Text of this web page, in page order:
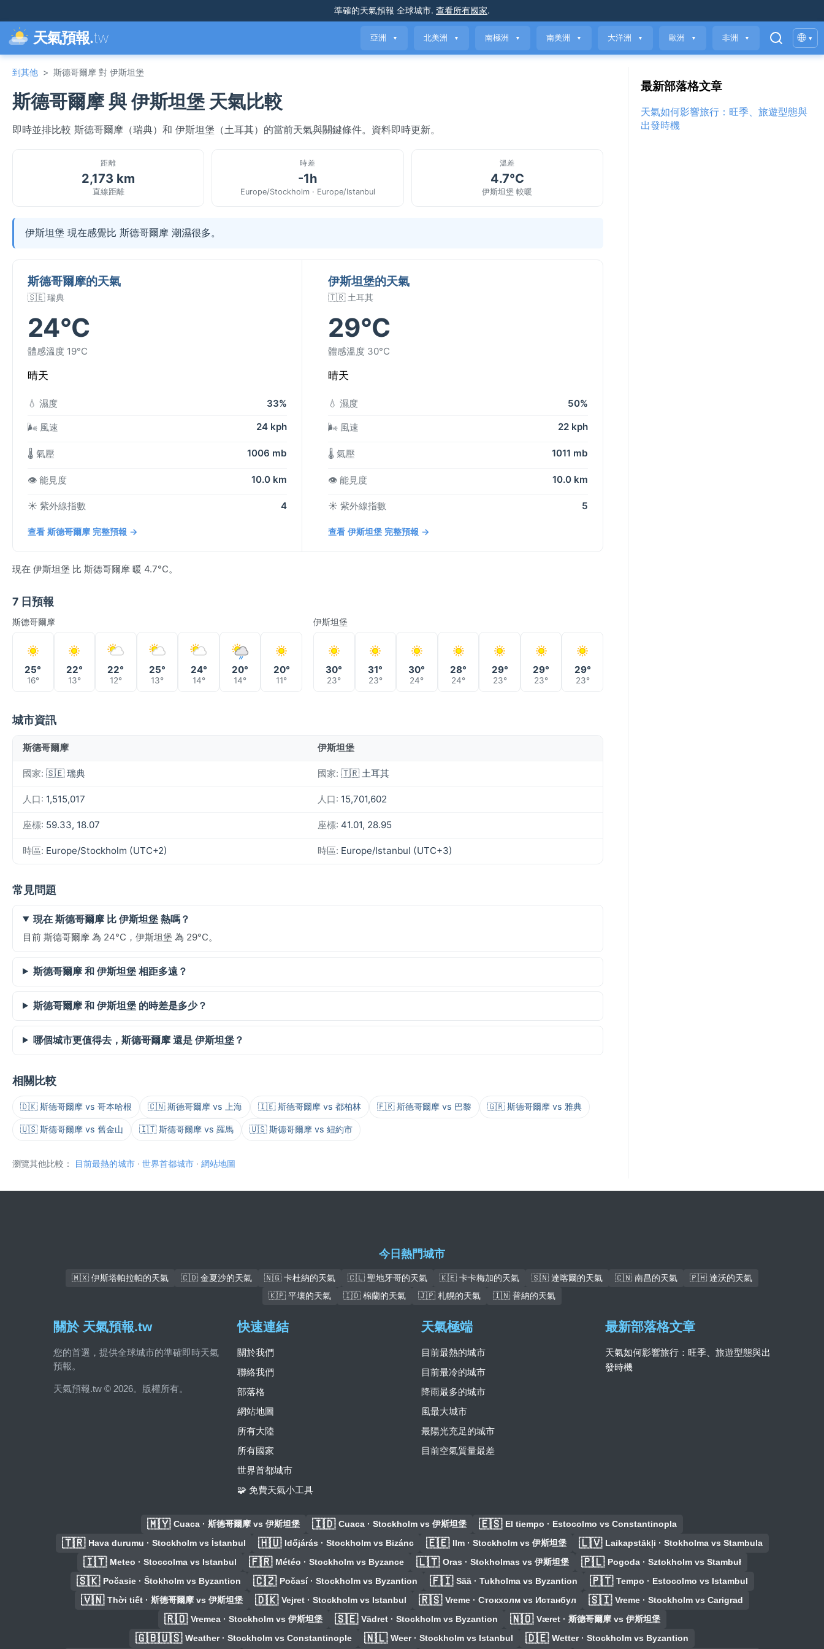
準確的天氣預報 全球城市. 查看所有國家.
天氣預報.tw 亞洲 ▼ 北美洲 ▼ 南極洲 ▼ 南美洲 ▼ 大洋洲 ▼ 歐洲 ▼ 非洲 ▼ 🌐 ▾
到其他 > 斯德哥爾摩 對 伊斯坦堡
斯德哥爾摩 與 伊斯坦堡 天氣比較
即時並排比較 斯德哥爾摩（瑞典）和 伊斯坦堡（土耳其）的當前天氣與關鍵條件。資料即時更新。
距離
2,173 km
直線距離
時差
-1h
Europe/Stockholm · Europe/Istanbul
溫差
4.7°C
伊斯坦堡 較暖
伊斯坦堡 現在感覺比 斯德哥爾摩 潮濕很多。
斯德哥爾摩的天氣
🇸🇪 瑞典
24°C
體感溫度 19°C
晴天
💧 濕度 33%
🌬️ 風速 24 kph
🌡️ 氣壓 1006 mb
👁️ 能見度 10.0 km
☀️ 紫外線指數 4
查看 斯德哥爾摩 完整預報 →
伊斯坦堡的天氣
🇹🇷 土耳其
29°C
體感溫度 30°C
晴天
💧 濕度 50%
🌬️ 風速 22 kph
🌡️ 氣壓 1011 mb
👁️ 能見度 10.0 km
☀️ 紫外線指數 5
查看 伊斯坦堡 完整預報 →
現在 伊斯坦堡 比 斯德哥爾摩 暖 4.7°C。
7 日預報
斯德哥爾摩
25°
16°
22°
13°
22°
12°
25°
13°
24°
14°
20°
14°
20°
11°
伊斯坦堡
30°
23°
31°
23°
30°
24°
28°
24°
29°
23°
29°
23°
29°
23°
城市資訊
斯德哥爾摩 伊斯坦堡
國家: 🇸🇪 瑞典 國家: 🇹🇷 土耳其
人口: 1,515,017 人口: 15,701,602
座標: 59.33, 18.07 座標: 41.01, 28.95
時區: Europe/Stockholm (UTC+2) 時區: Europe/Istanbul (UTC+3)
常見問題
現在 斯德哥爾摩 比 伊斯坦堡 熱嗎？
目前 斯德哥爾摩 為 24°C，伊斯坦堡 為 29°C。
斯德哥爾摩 和 伊斯坦堡 相距多遠？
斯德哥爾摩 和 伊斯坦堡 的時差是多少？
哪個城市更值得去，斯德哥爾摩 還是 伊斯坦堡？
相關比較
🇩🇰 斯德哥爾摩 vs 哥本哈根 🇨🇳 斯德哥爾摩 vs 上海 🇮🇪 斯德哥爾摩 vs 都柏林 🇫🇷 斯德哥爾摩 vs 巴黎 🇬🇷 斯德哥爾摩 vs 雅典
🇺🇸 斯德哥爾摩 vs 舊金山 🇮🇹 斯德哥爾摩 vs 羅馬 🇺🇸 斯德哥爾摩 vs 紐約市
瀏覽其他比較： 目前最熱的城市 · 世界首都城市 · 網站地圖
最新部落格文章
天氣如何影響旅行：旺季、旅遊型態與
出發時機
今日熱門城市
🇲🇽 伊斯塔帕拉帕的天氣 🇨🇩 金夏沙的天氣 🇳🇬 卡杜納的天氣 🇨🇱 聖地牙哥的天氣 🇰🇪 卡卡梅加的天氣 🇸🇳 達喀爾的天氣 🇨🇳 南昌的天氣
🇵🇭 達沃的天氣
🇰🇵 平壤的天氣
🇮🇩 棉蘭的天氣 🇯🇵 札幌的天氣 🇮🇳 普納的天氣
關於 天氣預報.tw
您的首選，提供全球城市的準確即時天氣
預報。
天氣預報.tw © 2026。版權所有。
快速連結
關於我們
聯絡我們
部落格
網站地圖
所有大陸
所有國家
世界首都城市
🧩 免費天氣小工具
天氣極端
目前最熱的城市
目前最冷的城市
降雨最多的城市
風最大城市
最陽光充足的城市
目前空氣質量最差
最新部落格文章
天氣如何影響旅行：旺季、旅遊型態與出
發時機
🇲🇾 Cuaca · 斯德哥爾摩 vs 伊斯坦堡 🇮🇩 Cuaca · Stockholm vs 伊斯坦堡 🇪🇸 El tiempo · Estocolmo vs Constantinopla
🇹🇷 Hava durumu · Stockholm vs İstanbul 🇭🇺 Időjárás · Stockholm vs Bizánc 🇪🇪 Ilm · Stockholm vs 伊斯坦堡 🇱🇻 Laikapstākļi · Stokholma vs Stambula
🇮🇹 Meteo · Stoccolma vs Istanbul 🇫🇷 Météo · Stockholm vs Byzance 🇱🇹 Oras · Stokholmas vs 伊斯坦堡 🇵🇱 Pogoda · Sztokholm vs Stambuł
🇸🇰 Počasie · Štokholm vs Byzantion 🇨🇿 Počasí · Stockholm vs Byzantion 🇫🇮 Sää · Tukholma vs Byzantion 🇵🇹 Tempo · Estocolmo vs Istambul
🇻🇳 Thời tiết · 斯德哥爾摩 vs 伊斯坦堡 🇩🇰 Vejret · Stockholm vs Istanbul 🇷🇸 Vreme · Стокхолм vs Истанбул 🇸🇮 Vreme · Stockholm vs Carigrad
🇷🇴 Vremea · Stockholm vs 伊斯坦堡 🇸🇪 Vädret · Stockholm vs Byzantion 🇳🇴 Været · 斯德哥爾摩 vs 伊斯坦堡
🇬🇧🇺🇸 Weather · Stockholm vs Constantinople 🇳🇱 Weer · Stockholm vs Istanbul 🇩🇪 Wetter · Stockholm vs Byzantion